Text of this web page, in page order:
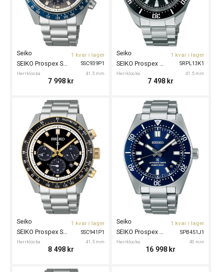
SSC939P1
Seiko
Herrklocka 41.5 mm
SEIKO Prospex Speedtimer Solar 41.5mm
1 kvar i lager
7 998 kr
SRPL13K1
Seiko
Herrklocka 41.5 mm
1 kvar i lager
7 498 kr
SSC941P1
Seiko
Herrklocka 41.5 mm
SEIKO Prospex Speedtimer Solar 41.5mm
1 kvar i lager
8 498 kr
SPB451J1
Seiko
Herrklocka 40 mm
SEIKO Prospex Automatic Divers 40mm
1 kvar i lager
16 998 kr